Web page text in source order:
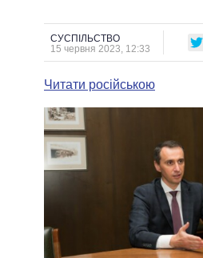
МЕРИ МІСТ
ВСІ ПЕРСОНИ
ПОРІВНЯННЯ
СУСПІЛЬСТВО
15 червня 2023, 12:33
Читати російською